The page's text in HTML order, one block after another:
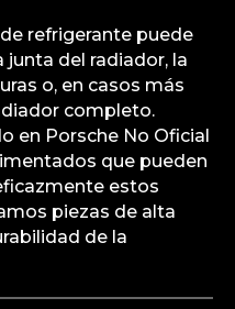
una
en
Porsche
refrigerante puede
del radiador, la
o, en casos más
completo.